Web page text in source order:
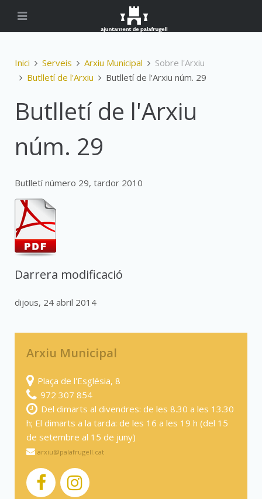
Inici Serveis Arxiu Municipal
Sobre l'Arxiu
Butlletí de l'Arxiu
Butlletí de l'Arxiu núm. 29
Butlletí de l'Arxiu
núm. 29
Butlletí número 29, tardor 2010
Darrera modificació
dijous, 24 abril 2014
Arxiu Municipal
Plaça de l'Església, 8
972 307 854
Del dimarts al divendres: de les 8.30 a les 13.30
h; El dimarts a la tarda: de les 16 a les 19 h (del 15
de setembre al 15 de juny)
arxiu@palafrugell.cat